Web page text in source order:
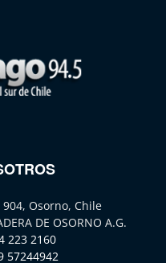
Osorno, Chile
DE OSORNO A.G.
223 2160
57244942